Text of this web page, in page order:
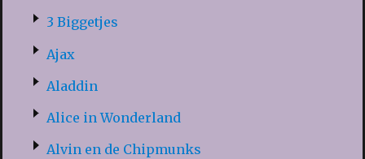
3 Biggetjes
Ajax
Aladdin
Alice in Wonderland
Alvin en de Chipmunks